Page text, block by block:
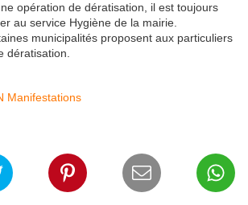
opération de dératisation, il est toujours
au service Hygiène de la mairie.
municipalités proposent aux particuliers
dératisation.
Manifestations